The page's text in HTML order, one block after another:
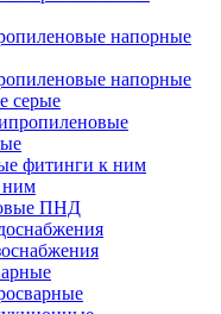
напорные
напорные
серые
фитинги к ним
ПНД